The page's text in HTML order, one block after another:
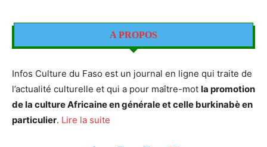
A PROPOS
Infos Culture du Faso est un journal en ligne qui traite de
l’actualité culturelle et qui a pour maître-mot la promotion
de la culture Africaine en générale et celle burkinabè en
particulier. Lire la suite